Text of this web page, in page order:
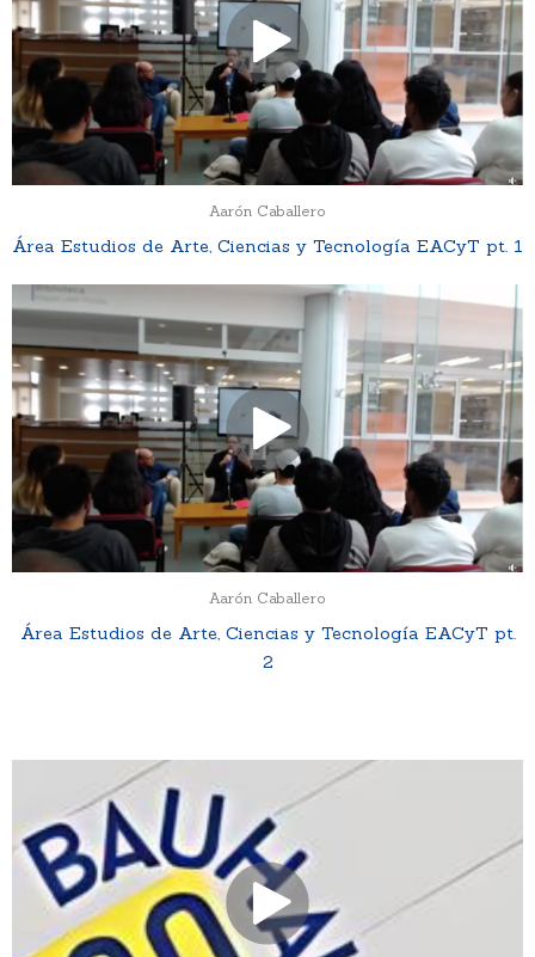
Aarón Caballero
Área Estudios de Arte, Ciencias y Tecnología EACyT pt. 1
Aarón Caballero
Área Estudios de Arte, Ciencias y Tecnología EACyT pt.
2